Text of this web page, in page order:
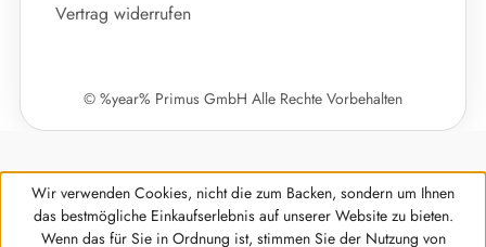
Vertrag widerrufen
© %year% Primus GmbH Alle Rechte Vorbehalten
Wir verwenden Cookies, nicht die zum Backen, sondern um Ihnen
das bestmögliche Einkaufserlebnis auf unserer Website zu bieten.
Wenn das für Sie in Ordnung ist, stimmen Sie der Nutzung von